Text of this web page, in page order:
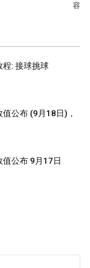
容
程: 接球挑球
公布 (9月18日)，
值公布 9月17日